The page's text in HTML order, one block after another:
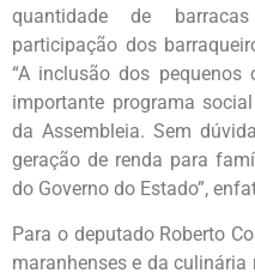
quantidade de
participação dos
“A inclusão dos pequenos
importante programa
da Assembleia. Sem
geração de renda para
do Governo do Estado”,
Para o deputado Roberto
maranhenses e da